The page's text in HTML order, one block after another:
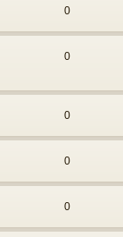
0
0
0
0
0